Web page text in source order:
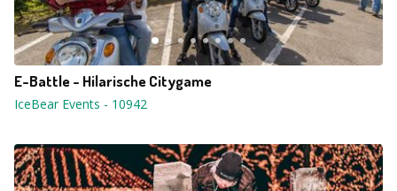
E-Battle - Hilarische Citygame
IceBear Events - 10942